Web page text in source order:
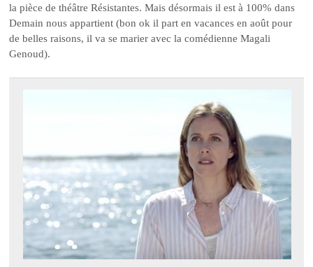
la pièce de théâtre Résistantes. Mais désormais il est à 100% dans
Demain nous appartient (bon ok il part en vacances en août pour
de belles raisons, il va se marier avec la comédienne Magali
Genoud).